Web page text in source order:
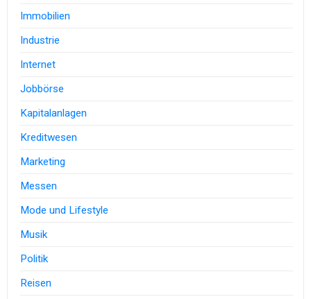
Immobilien
Industrie
Internet
Jobbörse
Kapitalanlagen
Kreditwesen
Marketing
Messen
Mode und Lifestyle
Musik
Politik
Reisen